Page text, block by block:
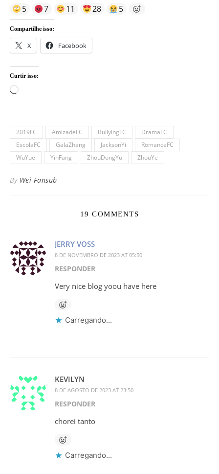
5 7 11 28 5
Compartilhe isso:
X Facebook
Curtir isso:
Carregando...
2019FC AmizadeFC BullyingFC
DramaFC
EscolaFC
GalaZhang JacksonYi
RomanceFC
WuYue
YinFang ZhouDongYu ZhouYe
By Wei Fansub
19 COMMENTS
JERRY VOSS
8 DE NOVEMBRO DE 2023 AT 05:50
RESPONDER
Very nice blog yoou have here
Carregando...
KEVILYN
8 DE AGOSTO DE 2023 AT 23:50
RESPONDER
chorei tanto
Carregando...